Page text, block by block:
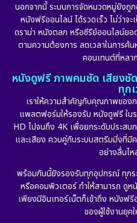
Drama ดราม่า
Dystopian
Emotional
Epic มหากาพย์
Erotic
Fantasy จินตนาการ
นอกจากนี้ ระบบการจัดหมวดหมู่ยังถู
หนังฟรีออนไลน์ ได้รวดเร็ว ไม่ว่า
ดราม่า หนังตลก หรือซีรีย์ออนไลน์ย
ตามความต้องการ ลดเวลาในการค้
คอนเทนต์ที่หลา
หนังดูฟรี ภาพคมชัด เสียง
ทุก
เราให้ความสำคัญกับคุณภาพของ
แพลตฟอร์มให้รองรับ หนังดูฟรี ใน
HD ไปจนถึง 4K เพื่อยกระดับประส
และเสียง ควบคู่กับระบบสตรีมมิ่งที่มี
อย่างลื่นไห
พร้อมกันนี้ยังรองรับทุกอุปกรณ์ ทุกร
หรือคอมพิวเตอร์ ทำให้สามารถ ดูห
เพียงมีอินเทอร์เน็ตก็เข้าถึง หนังฟ
ของผู้ใช้งานยุค